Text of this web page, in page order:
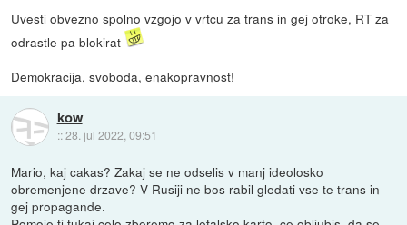
Uvesti obvezno spolno vzgojo v vrtcu za trans in gej otroke, RT za
odrastle pa blokirat
Demokracija, svoboda, enakopravnost!
kow
::28. jul 2022, 09:51
Mario, kaj cakas? Zakaj se ne odselis v manj ideolosko
obremenjene drzave? V Rusiji ne bos rabil gledati vse te trans in
gej propagande.